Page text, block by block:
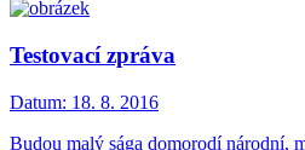
Testovací zpráva
Datum: 18. 8. 2016
Budou malý sága domorodí národní,